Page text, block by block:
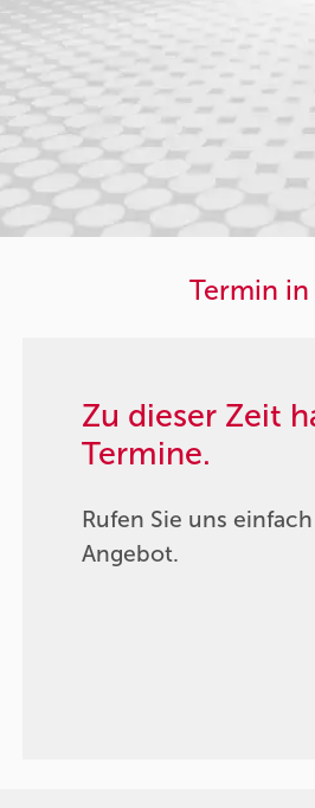
Termin
Zu dieser Zeit
Termine.
Rufen Sie uns
Angebot.